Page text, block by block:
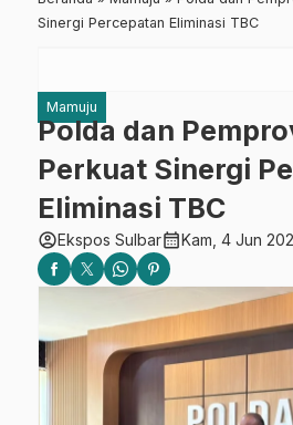
Sinergi Percepatan Eliminasi TBC
Mamuju
Polda dan
Perkuat Sinergi
Eliminasi TBC
account_circleEkspos Sulbarcalendar_monthKam, 4 Jun